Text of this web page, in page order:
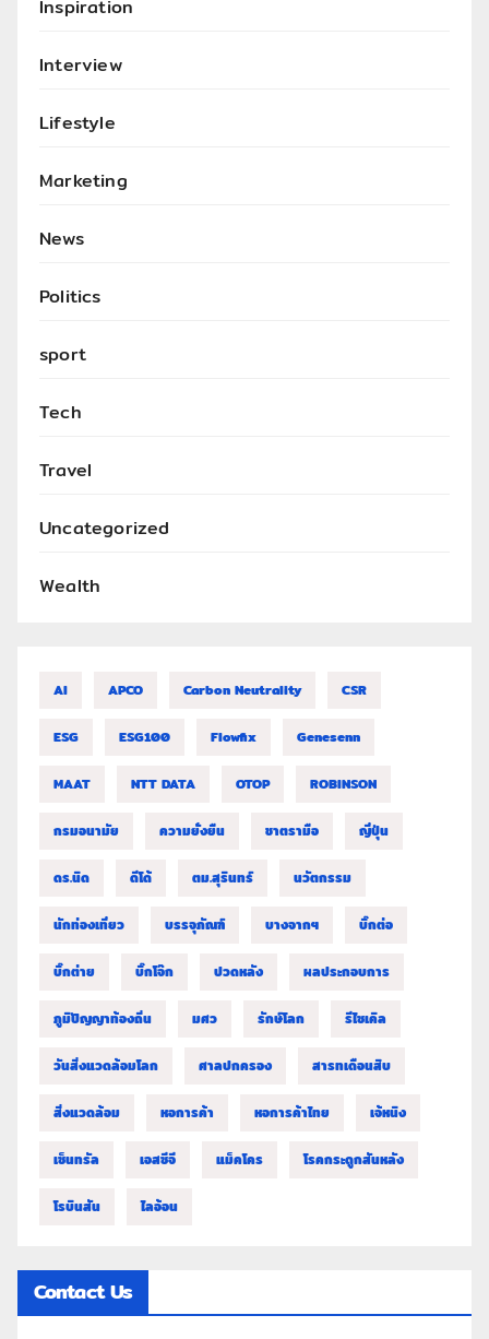
Inspiration
Interview
Lifestyle
Marketing
News
Politics
sport
Tech
Travel
Uncategorized
Wealth
AI APCO Carbon Neutrality CSR
ESG ESG100 Flowfix Genesenn
MAAT NTT DATA OTOP ROBINSON
กรมอนามัย ความยั่งยืน ชาตรามือ ญี่ปุ่น
ดร.นิด ดีโด้ ตม.สุรินทร์ นวัตกรรม
นักท่องเที่ยว บรรจุภัณฑ์ บางจากฯ บิ๊กต่อ
บิ๊กต่าย บิ๊กโจ๊ก ปวดหลัง ผลประกอบการ
ภูมิปัญญาท้องถิ่น มศว รักษ์โลก รีไซเคิล
วันสิ่งแวดล้อมโลก ศาลปกครอง สารทเดือนสิบ
สิ่งแวดล้อม หอการค้า หอการค้าไทย เจ้หนิง
เซ็นทรัล เอสซีจี แม็คโคร โรคกระดูกสันหลัง
โรบินสัน ไลอ้อน
Contact Us